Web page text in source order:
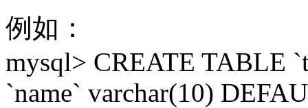
例如：
mysql> CREATE TABLE
`name` varchar(10)